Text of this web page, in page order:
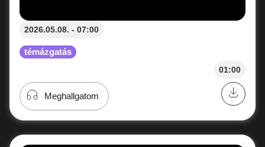
2026.05.08. - 07:00
témázgatás
01:00
Meghallgatom